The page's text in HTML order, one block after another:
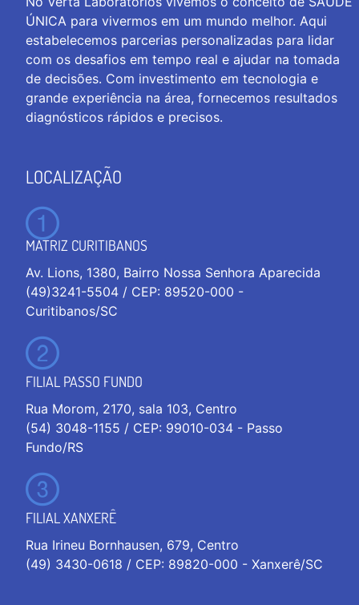
ÚNICA para vivermos em um mundo melhor. Aqui
estabelecemos parcerias personalizadas para lidar
com os desafios em tempo real e ajudar na tomada
de decisões. Com investimento em tecnologia e
grande experiência na área, fornecemos resultados
diagnósticos rápidos e precisos.
LOCALIZAÇÃO
MATRIZ CURITIBANOS
Av. Lions, 1380, Bairro Nossa Senhora Aparecida
(49)3241-5504 / CEP: 89520-000 -
Curitibanos/SC
FILIAL PASSO FUNDO
Rua Morom, 2170, sala 103, Centro
(54) 3048-1155 / CEP: 99010-034 - Passo
Fundo/RS
FILIAL XANXERÊ
Rua Irineu Bornhausen, 679, Centro
(49) 3430-0618 / CEP: 89820-000 - Xanxerê/SC